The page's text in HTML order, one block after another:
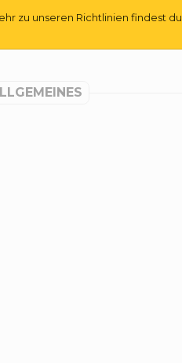
zu unseren Richtlinien findest du